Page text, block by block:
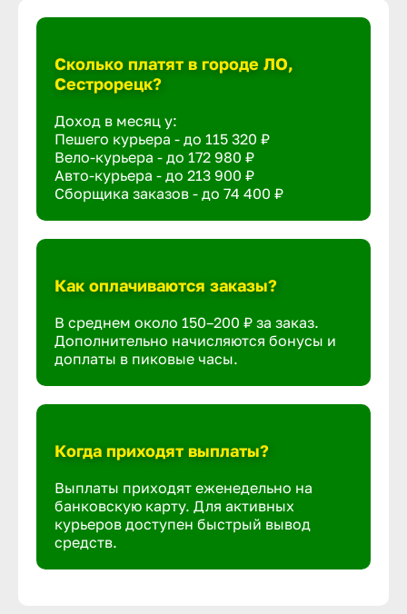
Сколько платят в городе ЛО,
Сестрорецк?
Доход в месяц у:
Пешего курьера - до 115 320 ₽
Вело-курьера - до 172 980 ₽
Авто-курьера - до 213 900 ₽
Сборщика заказов - до 74 400 ₽
Как оплачиваются заказы?
В среднем около 150–200 ₽ за заказ.
Дополнительно начисляются бонусы и
доплаты в пиковые часы.
Когда приходят выплаты?
Выплаты приходят еженедельно на
банковскую карту. Для активных
курьеров доступен быстрый вывод
средств.